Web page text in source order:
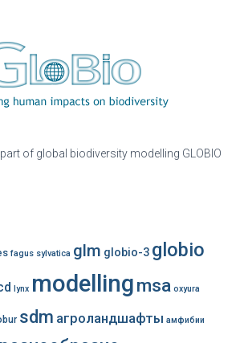
of global biodiversity modelling GLOBIO
fagus sylvatica glm globio-3 globio
lynx modellingmsa oxyura
sdm агроландшафты амфибии